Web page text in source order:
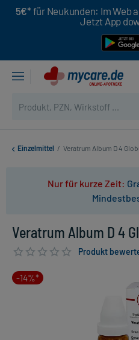
5€* für Neukunden: Im Web
Jetzt App
Einzelmittel / Veratrum Album D 4
Nur für kurze Zeit:
Veratrum Album D 4
Produkt
-14%*